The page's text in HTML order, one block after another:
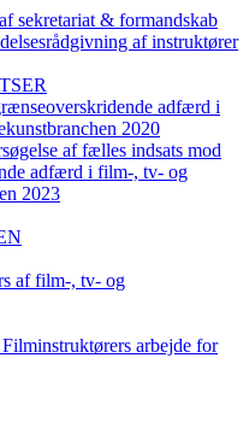
sekretariat & formandskab
af instruktører
adfærd i
2020
af fælles indsats mod
adfærd i film-, tv- og
2023
af film-, tv- og
arbejde for